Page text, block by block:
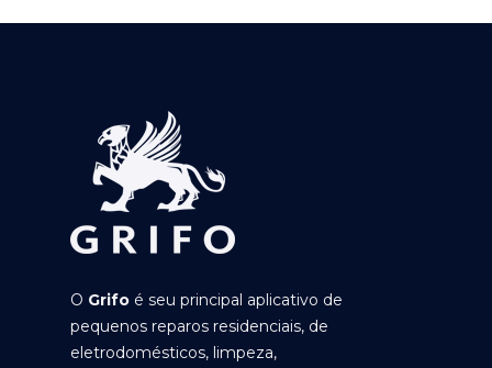
O Grifo é seu principal aplicativo de
pequenos reparos residenciais, de
eletrodomésticos, limpeza,